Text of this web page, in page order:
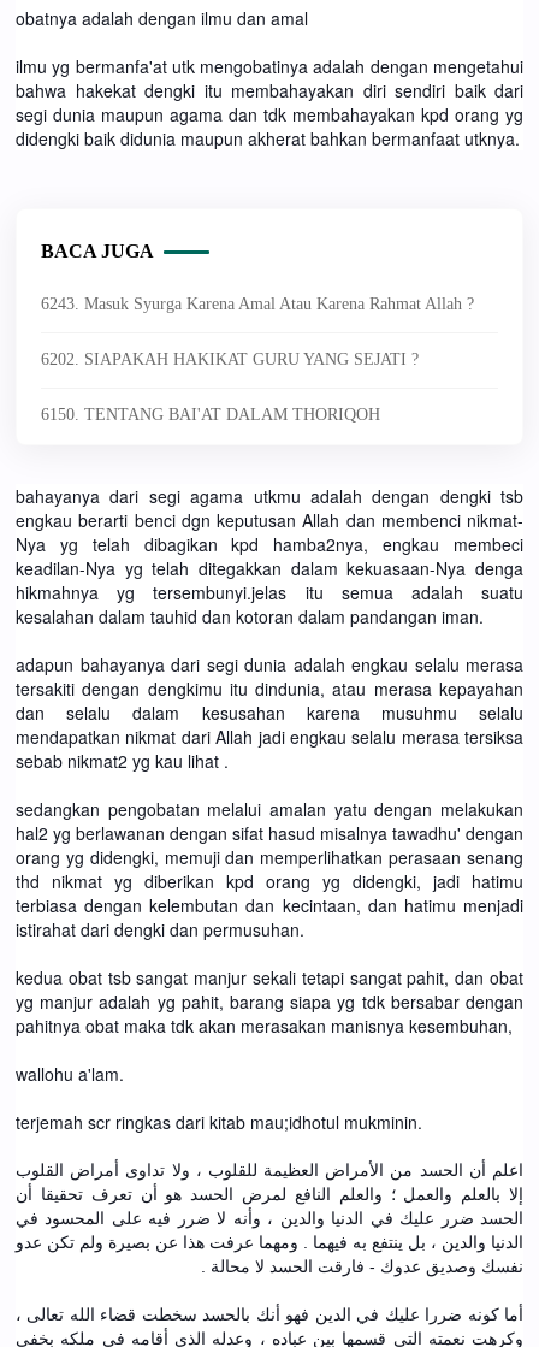
obatnya adalah dengan ilmu dan amal
ilmu yg bermanfa'at utk mengobatinya adalah dengan mengetahui
bahwa hakekat dengki itu membahayakan diri sendiri baik dari
segi dunia maupun agama dan tdk membahayakan kpd orang yg
didengki baik didunia maupun akherat bahkan bermanfaat utknya.
BACA JUGA
6243. Masuk Syurga Karena Amal Atau Karena Rahmat Allah ?
6202. SIAPAKAH HAKIKAT GURU YANG SEJATI ?
6150. TENTANG BAI'AT DALAM THORIQOH
bahayanya dari segi agama utkmu adalah dengan dengki tsb
engkau berarti benci dgn keputusan Allah dan membenci nikmat-
Nya yg telah dibagikan kpd hamba2nya, engkau membeci
keadilan-Nya yg telah ditegakkan dalam kekuasaan-Nya denga
hikmahnya yg tersembunyi.jelas itu semua adalah suatu
kesalahan dalam tauhid dan kotoran dalam pandangan iman.
adapun bahayanya dari segi dunia adalah engkau selalu merasa
tersakiti dengan dengkimu itu dindunia, atau merasa kepayahan
dan selalu dalam kesusahan karena musuhmu selalu
mendapatkan nikmat dari Allah jadi engkau selalu merasa tersiksa
sebab nikmat2 yg kau lihat .
sedangkan pengobatan melalui amalan yatu dengan melakukan
hal2 yg berlawanan dengan sifat hasud misalnya tawadhu' dengan
orang yg didengki, memuji dan memperlihatkan perasaan senang
thd nikmat yg diberikan kpd orang yg didengki, jadi hatimu
terbiasa dengan kelembutan dan kecintaan, dan hatimu menjadi
istirahat dari dengki dan permusuhan.
kedua obat tsb sangat manjur sekali tetapi sangat pahit, dan obat
yg manjur adalah yg pahit, barang siapa yg tdk bersabar dengan
pahitnya obat maka tdk akan merasakan manisnya kesembuhan,
wallohu a'lam.
terjemah scr ringkas dari kitab mau;idhotul mukminin.
اعلم أن الحسد من الأمراض العظيمة للقلوب ، ولا تداوى أمراض القلوب
إلا بالعلم والعمل ؛ والعلم النافع لمرض الحسد هو أن تعرف تحقيقا أن
الحسد ضرر عليك في الدنيا والدين ، وأنه لا ضرر فيه على المحسود في
الدنيا والدين ، بل ينتفع به فيهما . ومهما عرفت هذا عن بصيرة ولم تكن عدو
نفسك وصديق عدوك - فارقت الحسد لا محالة .
أما كونه ضررا عليك في الدين فهو أنك بالحسد سخطت قضاء الله تعالى ،
وكرهت نعمته التي قسمها بين عباده ، وعدله الذي أقامه في ملكه بخفي